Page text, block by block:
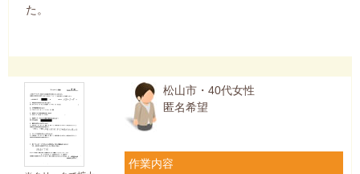
た。
松山市・40代女性
匿名希望
作業内容